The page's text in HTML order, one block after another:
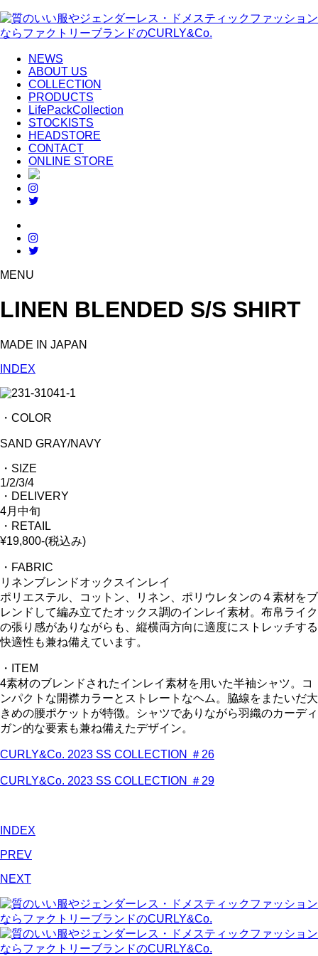
NEWS
ABOUT US
COLLECTION
PRODUCTS
LifePackCollection
STOCKISTS
HEADSTORE
CONTACT
ONLINE STORE
MENU
LINEN BLENDED S/S SHIRT
MADE IN JAPAN
INDEX
・COLOR
SAND GRAY/NAVY
・SIZE
1/2/3/4
・DELIVERY
4月中旬
・RETAIL
¥19,800-(税込み)
・FABRIC
リネンブレンドオックスインレイ
ポリエステル、コットン、リネン、ポリウレタンの４素材をブ
レンドして編み立てたオックス調のインレイ素材。布帛ライク
の張り感がありながらも、縦横両方向に適度にストレッチする
快適性も兼ね備えています。
・ITEM
4素材のブレンドされたインレイ素材を用いた半袖シャツ。コ
ンパクトな開襟カラーとストレートなヘム。脇線をまたいだ大
きめの腰ポケットが特徴。シャツでありながら羽織のカーディ
ガン的な要素も兼ね備えたデザイン。
CURLY&Co. 2023 SS COLLECTION ＃26
CURLY&Co. 2023 SS COLLECTION ＃29
INDEX
PREV
NEXT